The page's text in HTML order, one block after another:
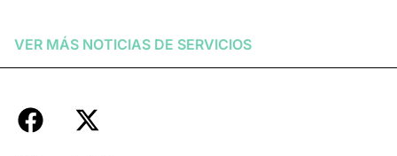
VER MÁS NOTICIAS DE SERVICIOS